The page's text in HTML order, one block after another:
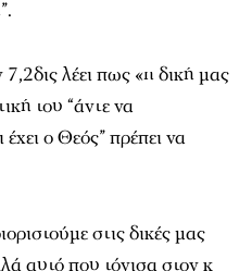
λέει πως «η δική μας
του “άντε να
ο Θεός” πρέπει να
στις δικές μας
αυτό που τόνισα στον κ